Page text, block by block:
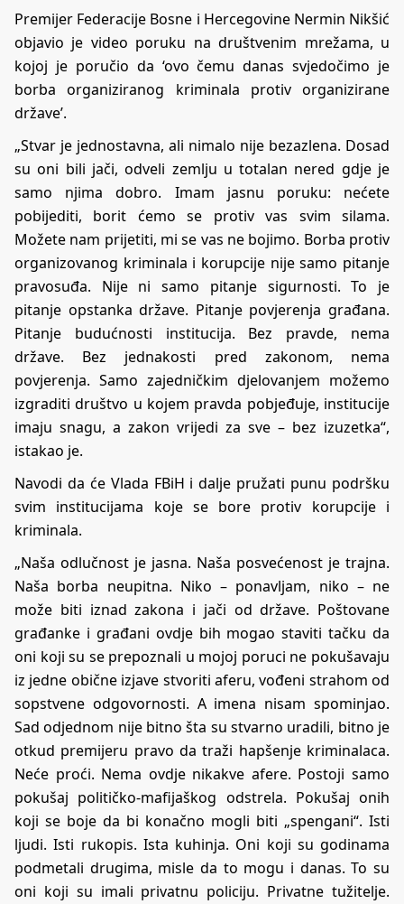
Premijer Federacije Bosne i Hercegovine Nermin Nikšić
objavio je video poruku na društvenim mrežama, u
kojoj je poručio da ‘ovo čemu danas svjedočimo je
borba organiziranog kriminala protiv organizirane
države’.
„Stvar je jednostavna, ali nimalo nije bezazlena. Dosad
su oni bili jači, odveli zemlju u totalan nered gdje je
samo njima dobro. Imam jasnu poruku: nećete
pobijediti, borit ćemo se protiv vas svim silama.
Možete nam prijetiti, mi se vas ne bojimo. Borba protiv
organizovanog kriminala i korupcije nije samo pitanje
pravosuđa. Nije ni samo pitanje sigurnosti. To je
pitanje opstanka države. Pitanje povjerenja građana.
Pitanje budućnosti institucija. Bez pravde, nema
države. Bez jednakosti pred zakonom, nema
povjerenja. Samo zajedničkim djelovanjem možemo
izgraditi društvo u kojem pravda pobjeđuje, institucije
imaju snagu, a zakon vrijedi za sve – bez izuzetka“,
istakao je.
Navodi da će Vlada FBiH i dalje pružati punu podršku
svim institucijama koje se bore protiv korupcije i
kriminala.
„Naša odlučnost je jasna. Naša posvećenost je trajna.
Naša borba neupitna. Niko – ponavljam, niko – ne
može biti iznad zakona i jači od države. Poštovane
građanke i građani ovdje bih mogao staviti tačku da
oni koji su se prepoznali u mojoj poruci ne pokušavaju
iz jedne obične izjave stvoriti aferu, vođeni strahom od
sopstvene odgovornosti. A imena nisam spominjao.
Sad odjednom nije bitno šta su stvarno uradili, bitno je
otkud premijeru pravo da traži hapšenje kriminalaca.
Neće proći. Nema ovdje nikakve afere. Postoji samo
pokušaj političko-mafijaškog odstrela. Pokušaj onih
koji se boje da bi konačno mogli biti „spengani“. Isti
ljudi. Isti rukopis. Ista kuhinja. Oni koji su godinama
podmetali drugima, misle da to mogu i danas. To su
oni koji su imali privatnu policiju. Privatne tužitelje.